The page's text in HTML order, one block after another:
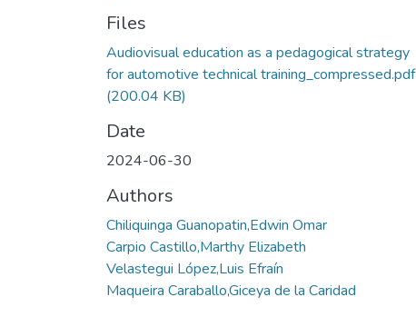
Files
Audiovisual education as a pedagogical strategy
for automotive technical training_compressed.pdf
(200.04 KB)
Date
2024-06-30
Authors
Chiliquinga Guanopatin,Edwin Omar
Carpio Castillo,Marthy Elizabeth
Velastegui López,Luis Efraín
Maqueira Caraballo,Giceya de la Caridad